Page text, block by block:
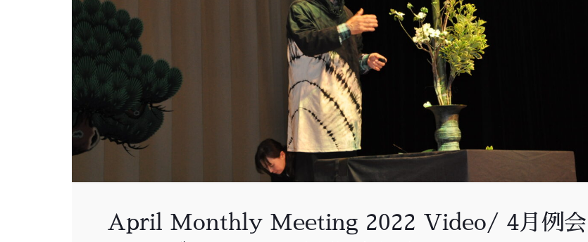
April Monthly Meeting 2022 Video/ 4月例会